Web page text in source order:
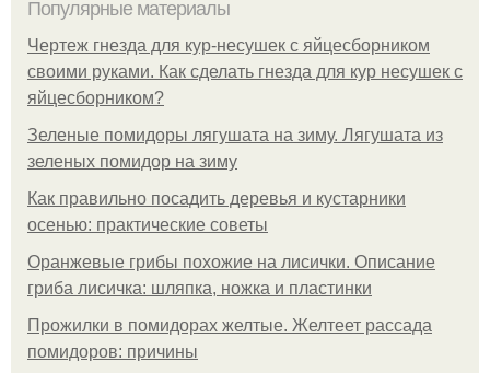
Популярные материалы
Чертеж гнезда для кур-несушек с яйцесборником
своими руками. Как сделать гнезда для кур несушек с
яйцесборником?
Зеленые помидоры лягушата на зиму. Лягушата из
зеленых помидор на зиму
Как правильно посадить деревья и кустарники
осенью: практические советы
Оранжевые грибы похожие на лисички. Описание
гриба лисичка: шляпка, ножка и пластинки
Прожилки в помидорах желтые. Желтеет рассада
помидоров: причины